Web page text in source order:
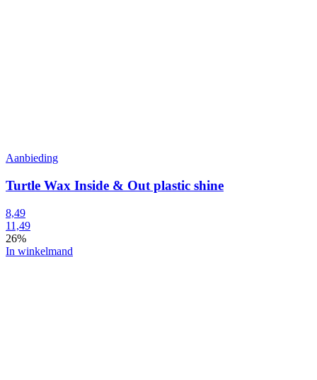
Aanbieding
Turtle Wax Inside & Out plastic shine
8,49
11,49
26%
In winkelmand